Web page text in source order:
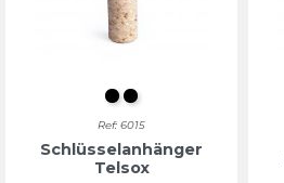
S/CFarblos
Ref: 6015
Schlüsselanhänger
Telsox